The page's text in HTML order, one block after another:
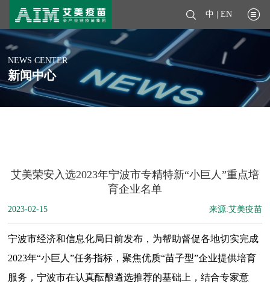
中 EN
NEWS CENTER
新闻中心
艾美荣安入选2023年宁波市专精特新“小巨人”重点培
育企业名单
2023-02-15 来源:艾美疫苗
宁波市经济和信息化局日前发布，为帮助督促各地切实完成
2023年“小巨人”任务指标，聚焦优质“苗子型”企业提供培育
服务，宁波市在认真酝酿遴选推荐的基础上，结合专家意